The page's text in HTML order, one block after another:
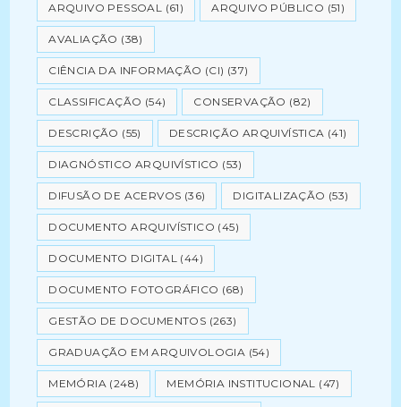
ARQUIVO PESSOAL (61) ARQUIVO PÚBLICO (51)
AVALIAÇÃO (38)
CIÊNCIA DA INFORMAÇÃO (CI) (37)
CLASSIFICAÇÃO (54) CONSERVAÇÃO (82)
DESCRIÇÃO (55) DESCRIÇÃO ARQUIVÍSTICA (41)
DIAGNÓSTICO ARQUIVÍSTICO (53)
DIFUSÃO DE ACERVOS (36) DIGITALIZAÇÃO (53)
DOCUMENTO ARQUIVÍSTICO (45)
DOCUMENTO DIGITAL (44)
DOCUMENTO FOTOGRÁFICO (68)
GESTÃO DE DOCUMENTOS (263)
GRADUAÇÃO EM ARQUIVOLOGIA (54)
MEMÓRIA (248) MEMÓRIA INSTITUCIONAL (47)